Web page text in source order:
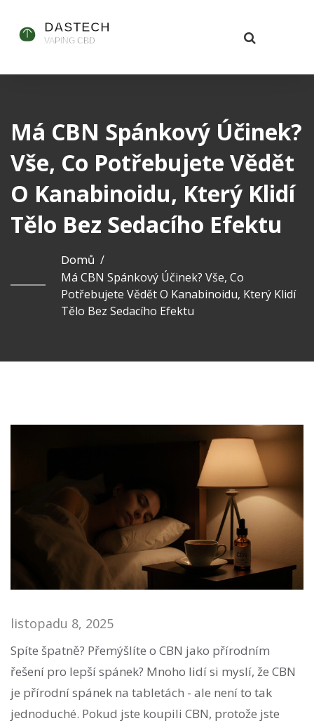
Má CBN Spánkový Účinek?
Vše, Co Potřebujete Vědět
O Kanabinoidu, Který Klidí
Tělo Bez Sedacího Efektu
Domů /
Má CBN Spánkový Účinek? Vše, Co
Potřebujete Vědět O Kanabinoidu, Který Klidí
Tělo Bez Sedacího Efektu
listopadu 8, 2025
Spíte špatně? Přemýšlíte o CBN jako přírodním
řešení pro lepší spánek? Mnoho lidí si myslí, že CBN
je přírodní spánek na tabletách - ale není to tak
jednoduché. Pokud jste koupili CBN, protože jste